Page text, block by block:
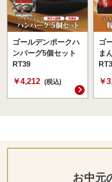
ゴールデンポークハ
ンバーグ5個セット
RT39
￥4,212 (税込)
ゴ
ま
￥
お中元